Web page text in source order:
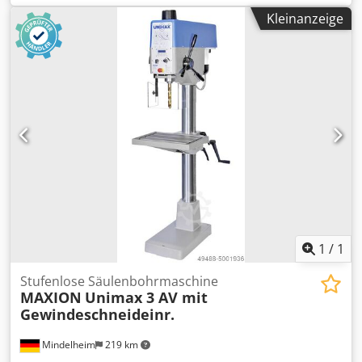
- 2000 1/min Tischgröße: 470 x 420 mm
Säulendurchmesser: 100 mm Motorleistung: 0,75 kW
Gewicht, ca.: 200 kg Abmessungen (BxTxH), ca.: 630 x 850 x
1760 mm Ausstattung: - Stufenlose Drehzahlverstellung
mit digitaler Anzeige - Höhenverstellbare
Spindelschutzeinrichtung mit Mikroendschalter -
Grundplatte mit T-Nuten - Not-Aus-Schlagtaster - Sterngriff
- CE
Kleinanzeige
1 / 1
Mindelheim 219 km
Stufenlose Säulenbohrmaschine
MAXION Unimax 3 AV mit
Gewindeschneideinr.